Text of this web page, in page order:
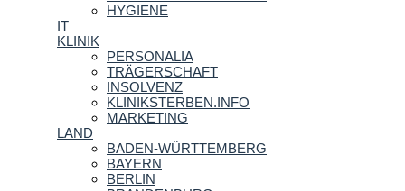
HYGIENE
IT
KLINIK
PERSONALIA
TRÄGERSCHAFT
INSOLVENZ
KLINIKSTERBEN.INFO
MARKETING
LAND
BADEN-WÜRTTEMBERG
BAYERN
BERLIN